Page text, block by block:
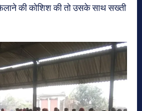
की कोशिश की तो उसके साथ सख्ती